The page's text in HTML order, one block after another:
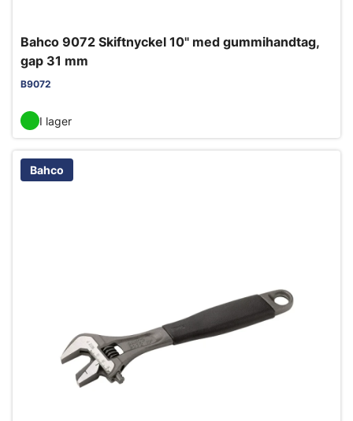
Bahco 9072 Skiftnyckel 10" med gummihandtag,
gap 31 mm
B9072
I lager
Bahco